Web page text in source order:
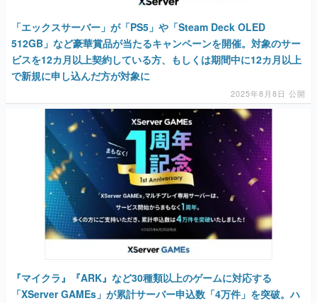
「エックスサーバー」が「PS5」や「Steam Deck OLED
512GB」など豪華賞品が当たるキャンペーンを開催。対象のサー
ビスを12カ月以上契約している方、もしくは期間中に12カ月以上
で新規に申し込んだ方が対象に
2025年8月8日 公開
『マイクラ』『ARK』など30種類以上のゲームに対応する
「XServer GAMEs」が累計サーバー申込数「4万件」を突破。ハ